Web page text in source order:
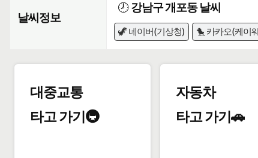
날씨정보
🕗강남구 개포동 날씨
🦖 네이버(기상청) 🐤 카카오(케이
대중교통
타고 가기🚇
자동차
타고 가기🚗